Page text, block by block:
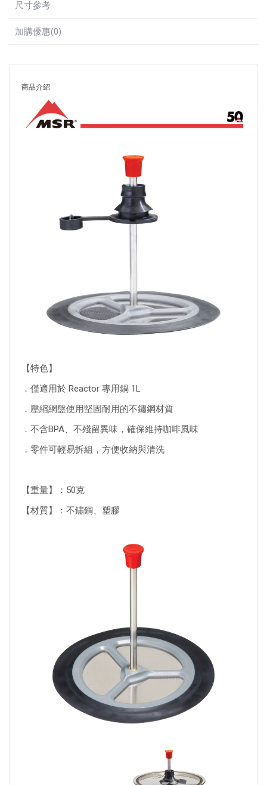
尺寸參考
加購優惠(0)
商品介紹
【特色】
．僅適用於 Reactor 專用鍋 1L
．壓縮網盤使用堅固耐用的不鏽鋼材質
．不含BPA、不殘留異味，確保維持咖啡風味
．零件可輕易拆組，方便收納與清洗
【重量】：50克
【材質】：不鏽鋼、塑膠